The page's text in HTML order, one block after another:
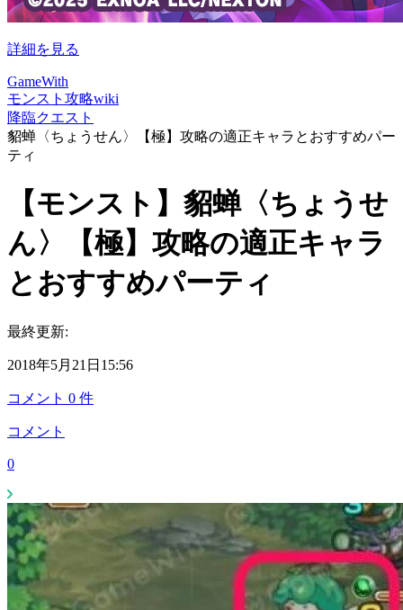
詳細を見る
GameWith
モンスト攻略wiki
降臨クエスト
貂蝉〈ちょうせん〉【極】攻略の適正キャラとおすすめパー
ティ
【モンスト】貂蝉〈ちょうせ
ん〉【極】攻略の適正キャラ
とおすすめパーティ
最終更新:
2018年5月21日15:56
コメント 0 件
コメント
0